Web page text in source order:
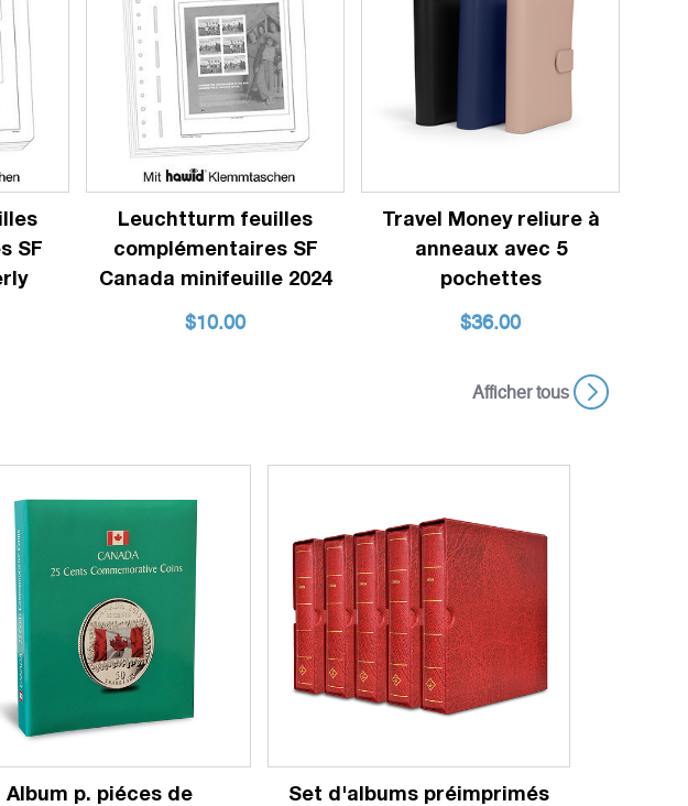
SF
Leuchtturm feuilles
complémentaires SF
Canada minifeuille 2024
$10.00
Travel Money reliure à
anneaux avec 5
pochettes
$36.00
Afficher tous
Album p. piéces de
Set d'albums préimprimés